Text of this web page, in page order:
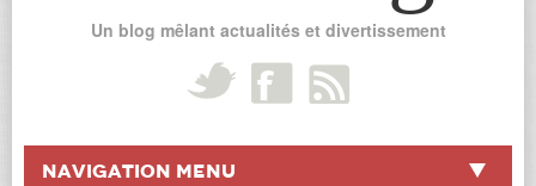
Un blog mêlant actualités et divertissement
Navigation Menu